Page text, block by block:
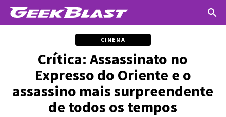
CINEMA
Crítica: Assassinato no
Expresso do Oriente e o
assassino mais surpreendente
de todos os tempos